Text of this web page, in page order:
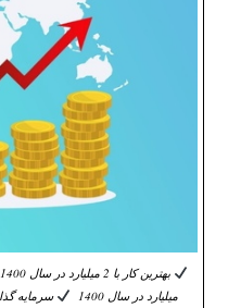
بهترین کار با 2 میلیارد در سال 1400
میلیارد در سال 1400
سرمایه گذاری با 2